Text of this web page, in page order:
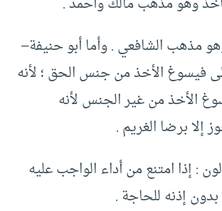
مذهب الشافعي . وأما أبو حنيفة–
فيسوغ الأخذ من جنس الحق ؛ لأنه
الأخذ من غير الجنس لأنه
إلا برضا الغريم .
: إذا امتنع من أداء الواجب عليه
إذنه للحاجة .